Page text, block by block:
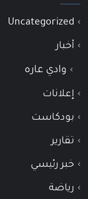
Uncategorized
أخبار
وادي عاره
إعلانات
بودكاست
تقارير
خبر رئيسي
رياضة